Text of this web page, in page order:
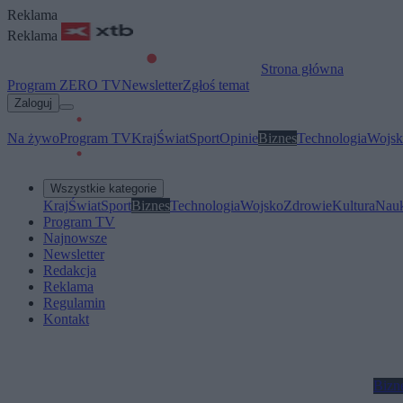
Reklama
Reklama
Strona główna
Program ZERO TVNewsletterZgłoś temat
Zaloguj
Na żywoProgram TVKrajŚwiatSportOpinieBiznesTechnologia
Wszystkie kategorie
KrajŚwiatSportBiznesTechnologiaWojskoZdrowieKultura
Program TV
Najnowsze
Newsletter
Redakcja
Reklama
Regulamin
Kontakt